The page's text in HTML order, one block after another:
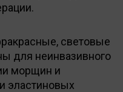
световые
для неинвазивного
морщин и
эластиновых